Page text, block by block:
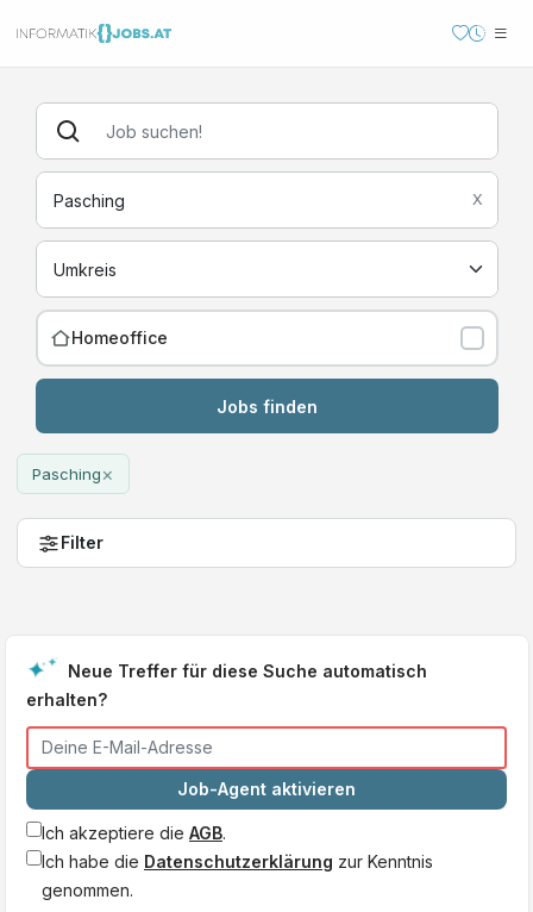
X
Homeoffice
Jobs finden
Pasching×
Filter
Neue Treffer für diese Suche automatisch
erhalten?
Job-Agent aktivieren
Ich akzeptiere die AGB.
Ich habe die Datenschutzerklärung zur Kenntnis
genommen.